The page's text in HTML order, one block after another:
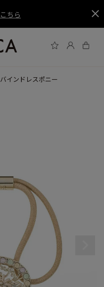
ちら
インドレスポニー